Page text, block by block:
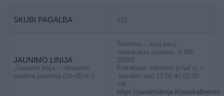
SKUBI PAGALBA 112
JAUNIMO LINIJA
„Jaunimo linija“ – emocinė
parama jaunimui (16–35 m.)
Telefonu – visą parą,
nemokamu numeriu: 0 800
28888
Pokalbiais internetu (chat’u) –
kasdien nuo 13:00 iki 01:00
val.:
https://jaunimolinija.lt/pasikalbekim/